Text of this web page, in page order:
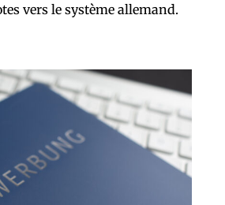
vers le système allemand.